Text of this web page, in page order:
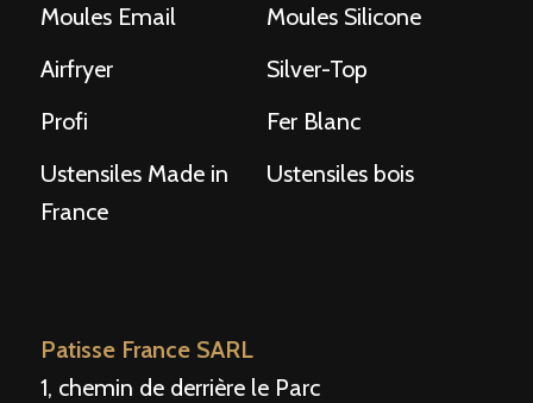
Moules Email
Moules Silicone
Airfryer
Silver-Top
Profi
Fer Blanc
Ustensiles Made in
France
Ustensiles bois
Patisse France SARL
1, chemin de derrière le Parc